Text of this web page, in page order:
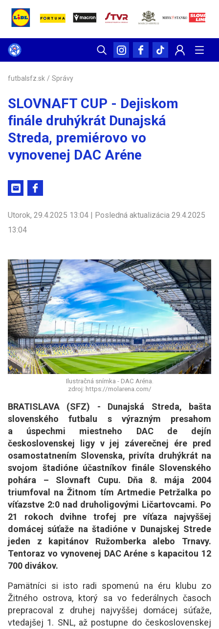
futbalsfz.sk / Správy
SLOVNAFT CUP - Dejiskom
finále druhýkrát Dunajská
Streda, premiérovo vo
vynovenej DAC Aréne
Utorok, 29.4.2025 13:04 | Posledná aktualizácia 29.4.2025
13:04
Ilustračná snímka - DAC Aréna.
zdroj: https://molarena.com/
BRATISLAVA (SFZ) - Dunajská Streda, bašta
slovenského futbalu s výrazným presahom
a úspechmi miestneho DAC de dejín
československej ligy v jej záverečnej ére pred
osamostatnením Slovenska, privíta druhýkrát na
svojom štadióne účastníkov finále Slovenského
pohára – Slovnaft Cupu. Dňa 8. mája 2004
triumfoval na Žitnom tím Artmedie Petržalka po
víťazstve 2:0 nad druholigovými Ličartovcami. Po
21 rokoch dvihne trofej pre víťaza najvyššej
domácej súťaže na štadióne v Dunajskej Strede
jeden z kapitánov Ružomberka alebo Trnavy.
Tentoraz vo vynovenej DAC Aréne s kapacitou 12
700 divákov.
Pamätníci si isto radi spomenú na éru klubu zo
Žitného ostrova, ktorý sa vo federálnych časoch
prepracoval z druhej najvyššej domácej súťaže,
vtedajšej 1. SNL, až postupne do československej